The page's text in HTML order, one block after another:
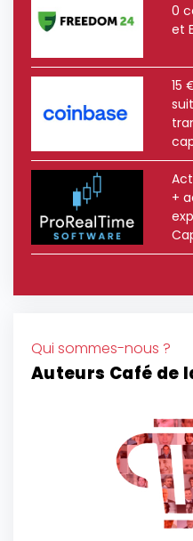
0
et
15
+
Qui sommes-nous ?
Auteurs Café de